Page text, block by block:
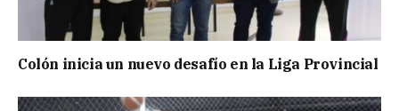
Colón inicia un nuevo desafío en la Liga Provincial